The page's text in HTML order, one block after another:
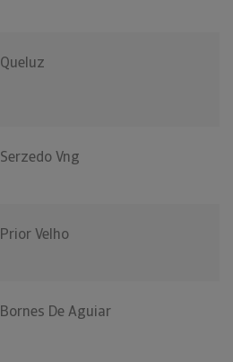
Queluz
Serzedo Vng
Prior Velho
Bornes De Aguiar